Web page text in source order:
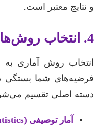
و نتایج معتبر است.
4. انتخاب روش‌های آماری مناسب
انتخاب روش آماری
فرضیه‌های شما بستگی
دسته اصلی تقسیم
آمار توصیفی (Descriptive Statistics):